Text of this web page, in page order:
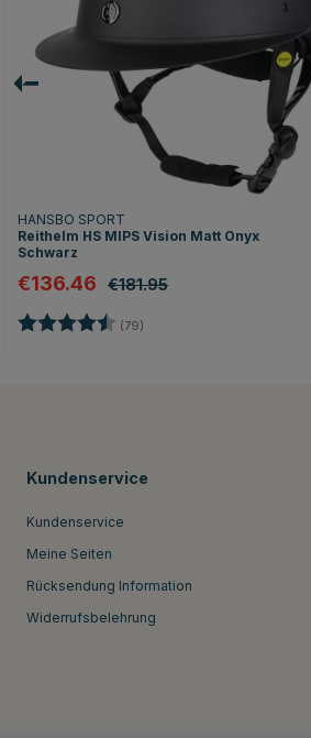
HANSBO SPORT
Reithelm HS MIPS Vision Matt Onyx
Schwarz
€136.46 €181.95
Bewertung: (79)
Kundenservice
Kundenservice
Meine Seiten
Rücksendung Information
Widerrufsbelehrung